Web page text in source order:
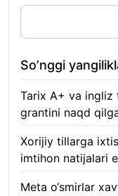
So’nggi
Tarix A+ va ingliz
grantini naqd
Xorijiy tillarga
imtihon natijalari
Meta o‘smirlar